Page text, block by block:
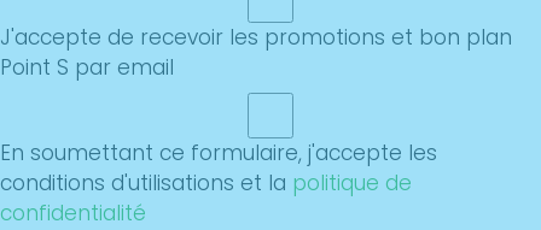
J'accepte de recevoir les promotions et bon plan
Point S par email
En soumettant ce formulaire, j'accepte les
conditions d'utilisations et la politique de
confidentialité